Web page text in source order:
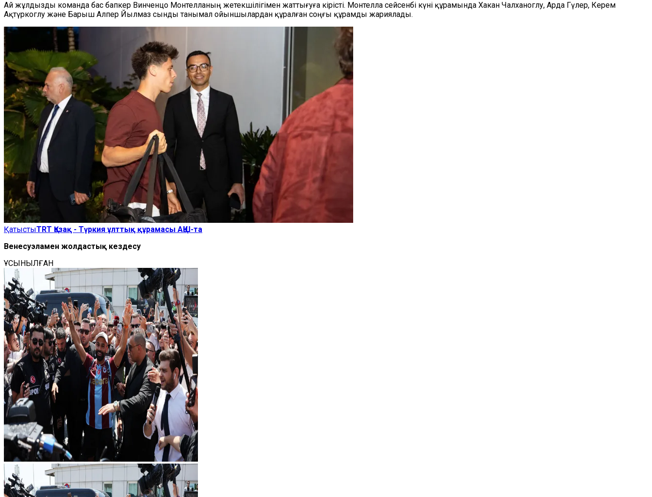
Ай жұлдызды команда бас бапкер Винченцо Монтелланың жетекшілігімен жаттығуға кірісті. Монтелла сейсенбі күні құрамында Хакан Чалханоглу, Арда Гүлер, Керем
Ақтүркоглу және Барыш Алпер Йылмаз сынды танымал ойыншылардан құралған соңғы құрамды жариялады.
ҚатыстыTRT Қазақ - Түркия ұлттық құрамасы АҚШ-та
Венесуэламен жолдастық кездесу
ҰСЫНЫЛҒАН